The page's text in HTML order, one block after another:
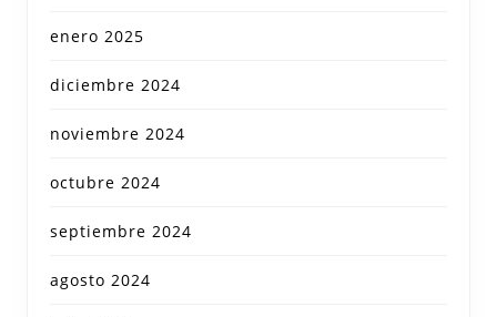
enero 2025
diciembre 2024
noviembre 2024
octubre 2024
septiembre 2024
agosto 2024